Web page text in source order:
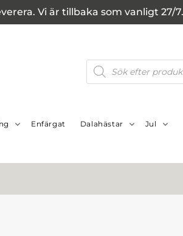
Vi är tillbaka som vanligt 27/7.
Produktsökning
Enfärgat Dalahästar Jul